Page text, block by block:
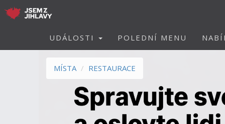
UDÁLOSTI POLEDNÍ MENU
MÍSTA RESTAURACE